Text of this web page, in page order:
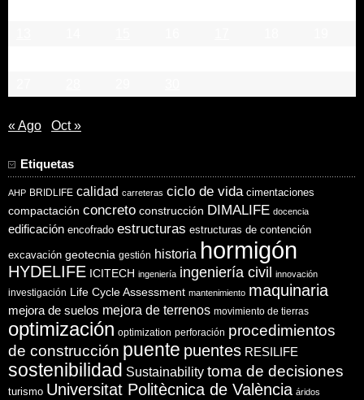
« Ago Oct »
Etiquetas
AHP BRIDLIFE calidad carreteras ciclo de vida cimentaciones
compactación concreto construcción DIMALIFE docencia
edificación encofrado estructuras estructuras de contención
excavación geotecnia gestión historia hormigón
HYDELIFE ICITECH ingeniería ingeniería civil innovación
investigación Life Cycle Assessment mantenimiento maquinaria
mejora de suelos mejora de terrenos movimiento de tierras
optimización optimization perforación procedimientos
de construcción puente puentes RESILIFE
sostenibilidad Sustainability toma de decisiones
turismo Universitat Politècnica de València áridos